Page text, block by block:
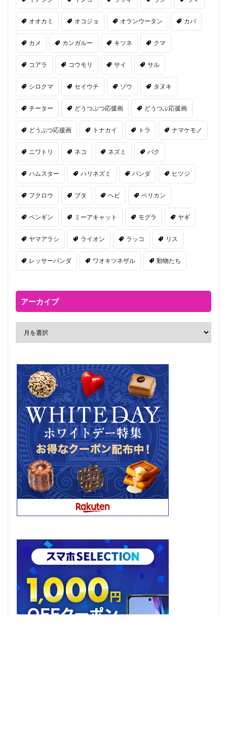
オオカミ オコジョ オランウータン カバ
カメ カンガルー キツネ クマ
コアラ コウモリ サイ サル
シロクマ セイウチ ゾウ タヌキ
チーター どうつぶつ応援画 どうつぶ応援画
どうぶつ応援画 トナカイ トラ ナマケモノ
ニワトリ ネコ ネズミ バク
ハムスター ハリネズミ パンダ ヒツジ
フクロウ ブタ ヘビ ペリカン
ペンギン ミーアキャット モグラ ヤギ
ヤマアラシ ライオン ラッコ リス
レッサーパンダ ワオキツネザル 動物たち
アーカイブ